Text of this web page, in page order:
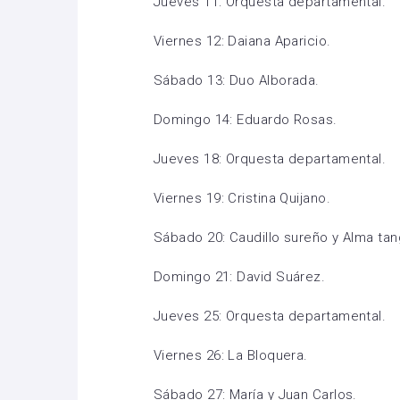
Viernes 12: Daiana Aparicio.
Sábado 13: Duo Alborada.
Domingo 14: Eduardo Rosas.
Jueves 18: Orquesta departamental.
Viernes 19: Cristina Quijano.
Sábado 20: Caudillo sureño y Alma
Domingo 21: David Suárez.
Jueves 25: Orquesta departamental.
Viernes 26: La Bloquera.
Sábado 27: María y Juan Carlos.